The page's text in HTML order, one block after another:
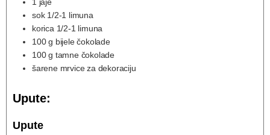
sok 1/2-1 limuna
korica 1/2-1 limuna
100 g bijele čokolade
100 g tamne čokolade
šarene mrvice za dekoraciju
Upute:
Upute